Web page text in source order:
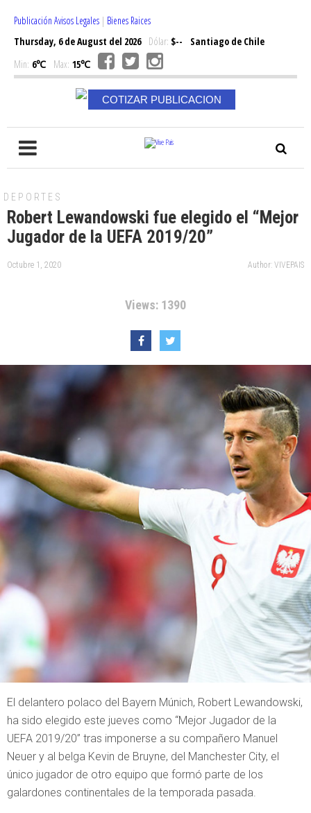
Publicación Avisos Legales | Bienes Raices
Thursday, 6 de August del 2026Dólar: $--
Santiago de Chile
Min: 6℃ Max: 15℃
COTIZAR PUBLICACION
DEPORTES
Robert Lewandowski fue elegido el “Mejor
Jugador de la UEFA 2019/20”
Octubre 1, 2020 Author: VIVEPAIS
Views: 1390
El delantero polaco del Bayern Múnich, Robert Lewandowski,
ha sido elegido este jueves como “Mejor Jugador de la
UEFA 2019/20” tras imponerse a su compañero Manuel
Neuer y al belga Kevin de Bruyne, del Manchester City, el
único jugador de otro equipo que formó parte de los
galardones continentales de la temporada pasada.